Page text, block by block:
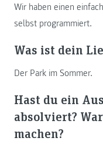
Wir haben einen
selbst programmiert.
Was ist dein
Der Park im Sommer.
Hast du ein
absolviert?
machen?